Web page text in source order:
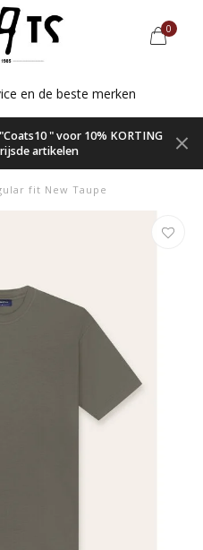
0
en de beste merken
" voor 10% KORTING
artikelen
fit New Taupe